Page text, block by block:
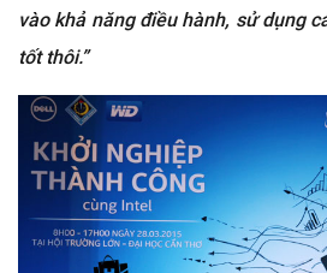
vào khả năng điều hành, sử dụng
tốt thôi.”